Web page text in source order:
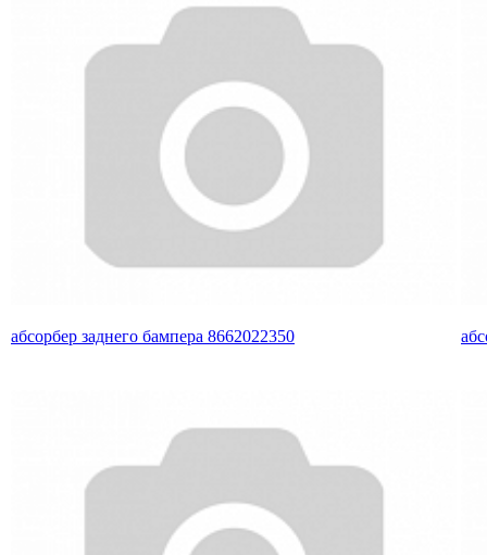
абсорбер заднего бампера 8662022350